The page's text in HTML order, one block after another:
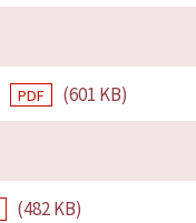
PDF (601 KB)
(482 KB)